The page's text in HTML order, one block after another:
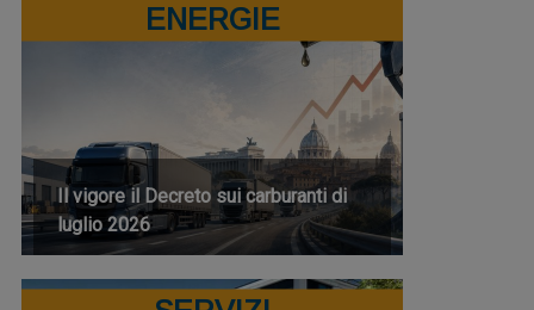
ENERGIE
Il vigore il Decreto sui carburanti di
luglio 2026